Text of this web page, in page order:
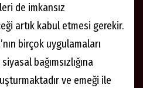
de imkansız
artık kabul etmesi gerekir.
birçok uygulamaları
bağımsızlığına
ve emeği ile